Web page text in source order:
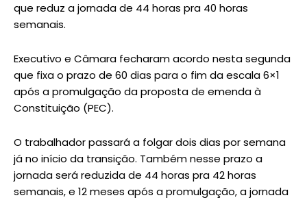
que reduz a jornada de 44 horas pra 40 horas
semanais.
Executivo e Câmara fecharam acordo nesta segunda
que fixa o prazo de 60 dias para o fim da escala 6×1
após a promulgação da proposta de emenda à
Constituição (PEC).
O trabalhador passará a folgar dois dias por semana
já no início da transição. Também nesse prazo a
jornada será reduzida de 44 horas pra 42 horas
semanais, e 12 meses após a promulgação, a jornada